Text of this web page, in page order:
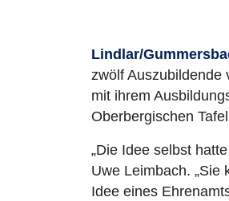
Lindlar/
zwölf Auszubildende
mit ihrem
Oberbergischen
„Die Idee selbst
Uwe Leimbach. „Sie
Idee eines